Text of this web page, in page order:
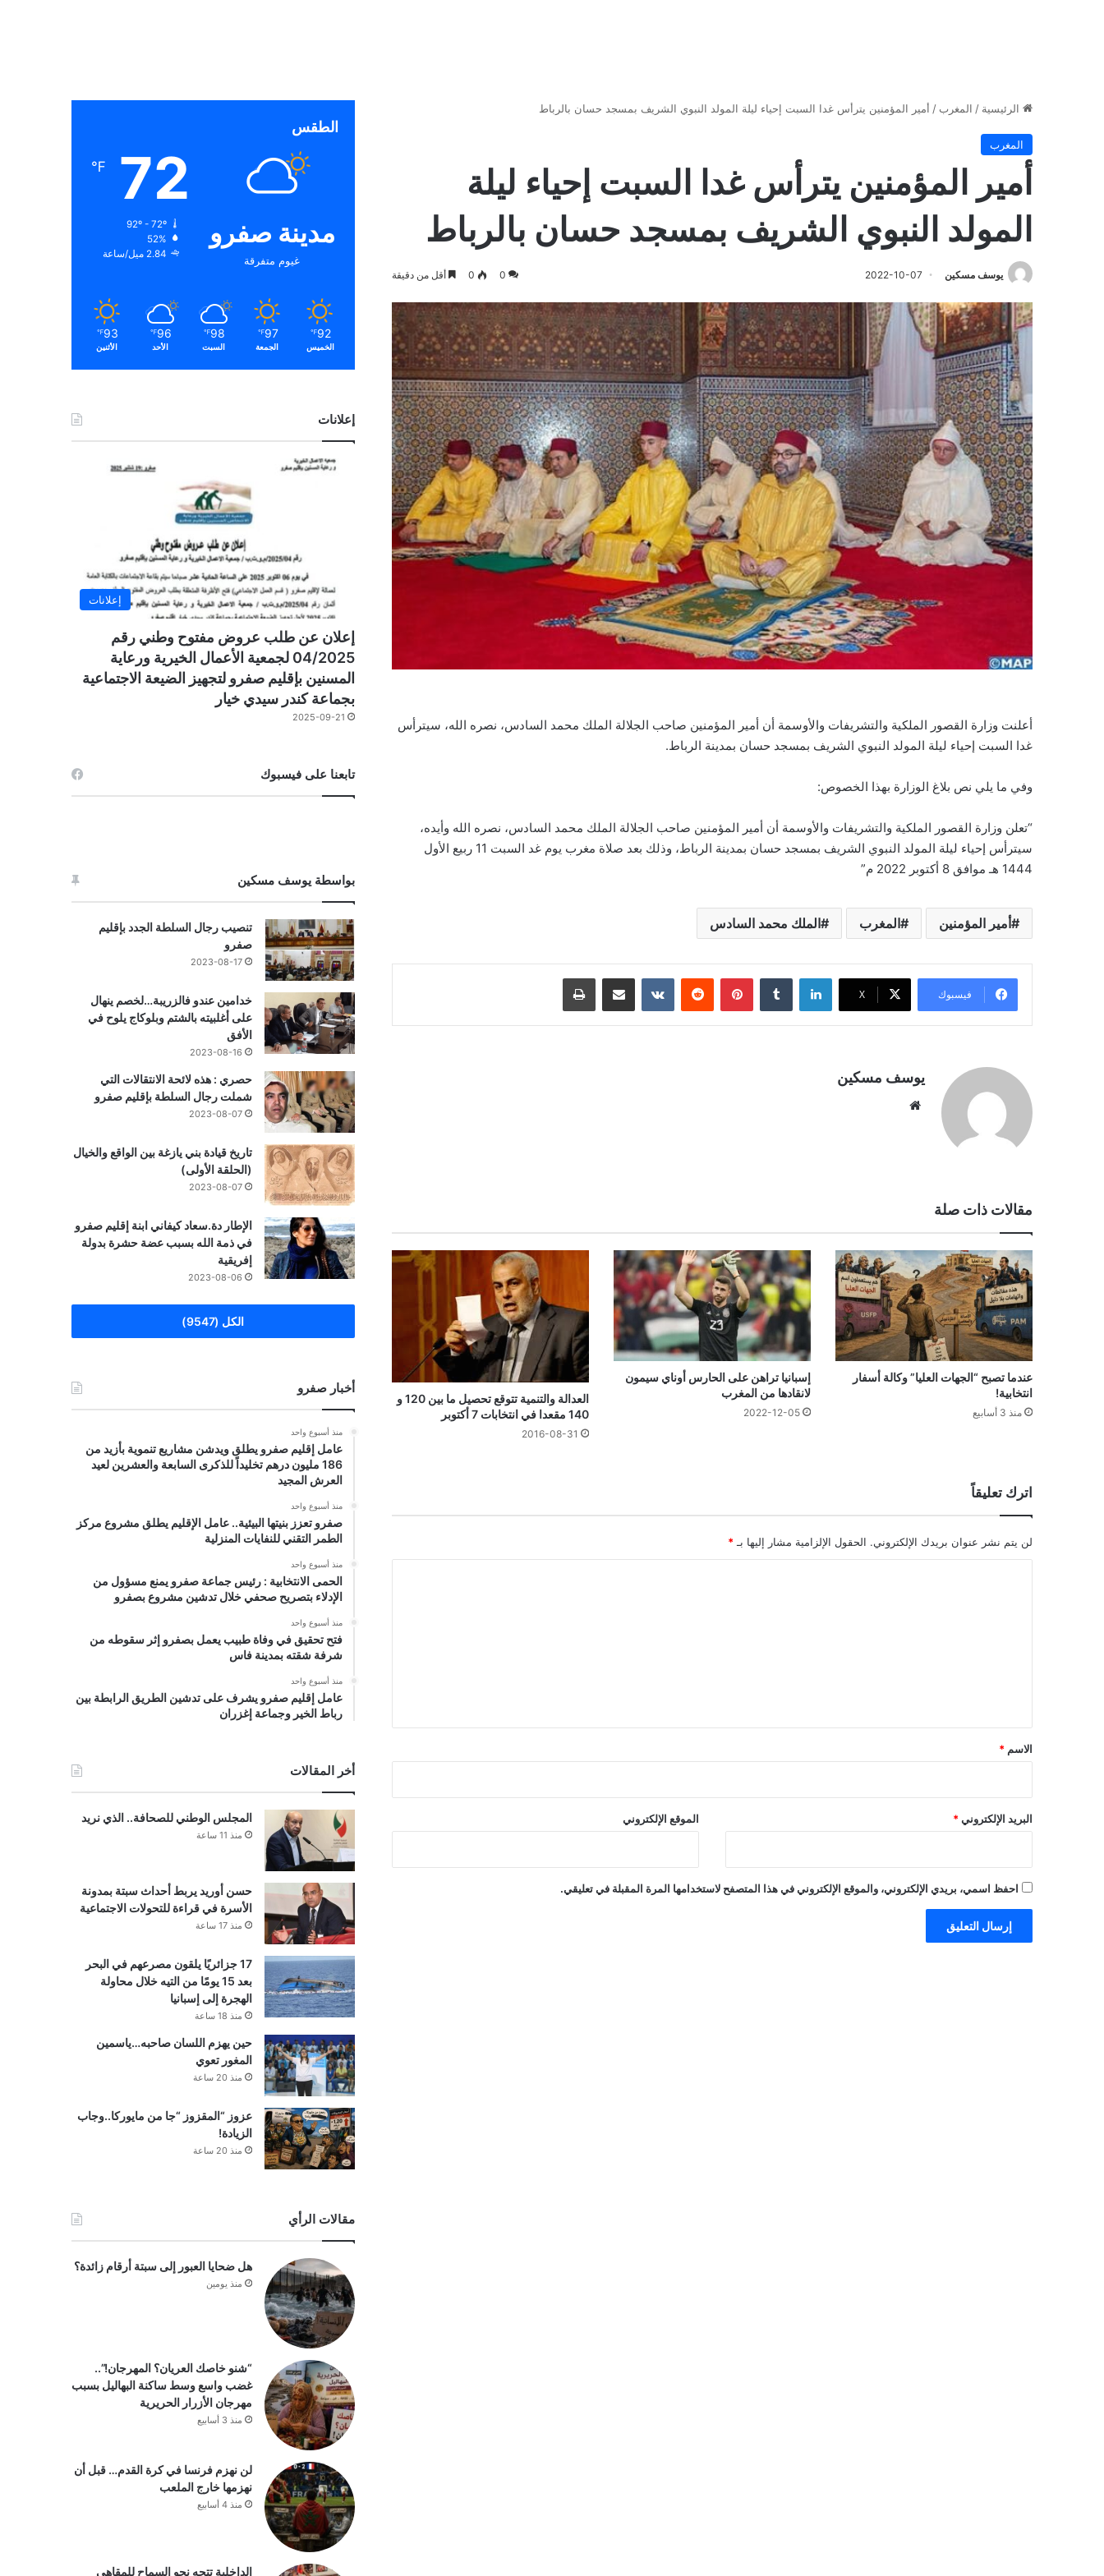
الرئيسية / المغرب / أمير المؤمنين يترأس غدا السبت إحياء ليلة المولد النبوي الشريف بمسجد حسان بالرباط
المغرب
أمير المؤمنين يترأس غدا السبت إحياء ليلة
المولد النبوي الشريف بمسجد حسان بالرباط
يوسف مسكين 2022-10-07
0
0 أقل من دقيقة
أعلنت وزارة القصور الملكية والتشريفات والأوسمة أن أمير المؤمنين صاحب الجلالة الملك محمد السادس، نصره الله، سيترأس
غدا السبت إحياء ليلة المولد النبوي الشريف بمسجد حسان بمدينة الرباط.
وفي ما يلي نص بلاغ الوزارة بهذا الخصوص:
“تعلن وزارة القصور الملكية والتشريفات والأوسمة أن أمير المؤمنين صاحب الجلالة الملك محمد السادس، نصره الله وأيده،
سيترأس إحياء ليلة المولد النبوي الشريف بمسجد حسان بمدينة الرباط، وذلك بعد صلاة مغرب يوم غد السبت 11 ربيع الأول
1444 هـ موافق 8 أكتوبر 2022 م”
أمير المؤمنين المغرب الملك محمد السادس
فيسبوك ‫X
لينكدإن بينتيريست مشاركة عبر البريد طباعة
يوسف مسكين
مقالات ذات صلة
عندما تصبح “الجهات العليا” وكالة أسفار
انتخابية!
منذ 3 أسابيع
إسبانيا تراهن على الحارس أوناي سيمون
لانقادها من المغرب
2022-12-05
العدالة والتنمية تتوقع تحصيل ما بين 120 و
140 مقعدا في انتخابات 7 أكتوبر
2016-08-31
اترك تعليقاً
لن يتم نشر عنوان بريدك الإلكتروني. الحقول الإلزامية مشار إليها بـ *
*
الاسم *
البريد الإلكتروني * الموقع الإلكتروني
احفظ اسمي، بريدي الإلكتروني، والموقع الإلكتروني في هذا المتصفح لاستخدامها المرة المقبلة في تعليقي.
الطقس
مدينة صفرو
غيوم متفرقة
72
℉
92º - 72º
52%
2.84 ميل/ساعة
92
℉
الخميس
97
℉
الجمعة
98
℉
السبت
96
℉
الأحد
93
℉
الأثنين
إعلانات
إعلانات
إعلان عن طلب عروض مفتوح وطني رقم
04/2025 لجمعية الأعمال الخيرية ورعاية
المسنين بإقليم صفرو لتجهيز الضيعة الاجتماعية
بجماعة كندر سيدي خيار
2025-09-21
تابعنا على فيسبوك
بواسطة يوسف مسكين
تنصيب رجال السلطة الجدد بإقليم
صفرو
2023-08-17
خدامين عندو فالزريبة…لخصم ينهال
على أغلبيته بالشتم وبلوكاج يلوح في
الأفق
2023-08-16
حصري : هذه لائحة الانتقالات التي
شملت رجال السلطة بإقليم صفرو
2023-08-07
تاريخ قيادة بني يازغة بين الواقع والخيال
(الحلقة الأولى)
2023-08-07
الإطار دة.سعاد كيفاني ابنة إقليم صفرو
في ذمة الله بسبب عضة حشرة بدولة
إفريقية
2023-08-06
الكل (9547)
أخبار صفرو
منذ أسبوع واحد
عامل إقليم صفرو يطلق ويدشن مشاريع تنموية بأزيد من
186 مليون درهم تخليداً للذكرى السابعة والعشرين لعيد
العرش المجيد
منذ أسبوع واحد
صفرو تعزز بنيتها البيئية.. عامل الإقليم يطلق مشروع مركز
الطمر التقني للنفايات المنزلية
منذ أسبوع واحد
الحمى الانتخابية : رئيس جماعة صفرو يمنع مسؤول من
الإدلاء بتصريح صحفي خلال تدشين مشروع بصفرو
منذ أسبوع واحد
فتح تحقيق في وفاة طبيب يعمل بصفرو إثر سقوطه من
شرفة شقته بمدينة فاس
منذ أسبوع واحد
عامل إقليم صفرو يشرف على تدشين الطريق الرابطة بين
رباط الخير وجماعة إغزران
أخر المقالات
المجلس الوطني للصحافة.. الذي نريد
منذ 11 ساعة
حسن أوريد يربط أحداث سبتة بمدونة
الأسرة في قراءة للتحولات الاجتماعية
منذ 17 ساعة
17 جزائريًا يلقون مصرعهم في البحر
بعد 15 يومًا من التيه خلال محاولة
الهجرة إلى إسبانيا
منذ 18 ساعة
حين يهزم اللسان صاحبه…ياسمين
المغور تعوي
منذ 20 ساعة
عزوز “المقزوز “جا من مايوركا..وجاب
الزيادة!
منذ 20 ساعة
مقالات الرأي
هل ضحايا العبور إلى سبتة أرقام زائدة؟
منذ يومين
“شنو خاصك العريان؟ المهرجان!”..
غضب واسع وسط ساكنة البهاليل بسبب
مهرجان الأزرار الحريرية
منذ 3 أسابيع
لن نهزم فرنسا في كرة القدم… قبل أن
نهزمها خارج الملعب
منذ 4 أسابيع
الداخلية تتجه نحو السماح للمقاهي